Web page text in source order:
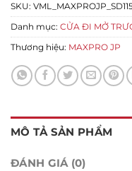
SKU:
Danh mục: CỬA ĐI MỞ
Thương hiệu: MAXPRO JP
MÔ TẢ SẢN PHẨM
ĐÁNH GIÁ (0)